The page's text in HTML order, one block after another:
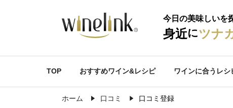
今日の美味しいを
身近にツナ
TOP おすすめワイン&レシピ ワインに合うレシ
ホーム 口コミ 口コミ登録